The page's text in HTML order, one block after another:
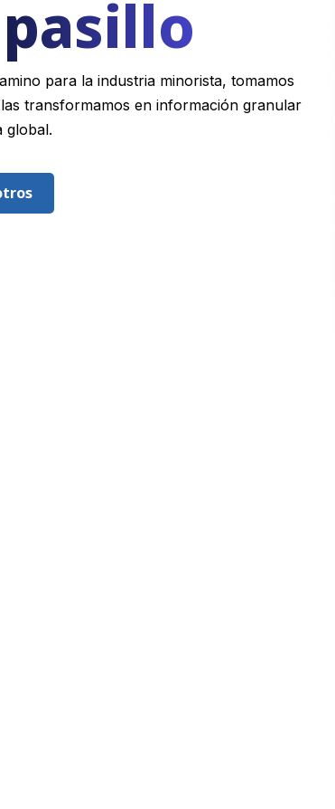
para la industria minorista, tomamos
transformamos en información granular
global.